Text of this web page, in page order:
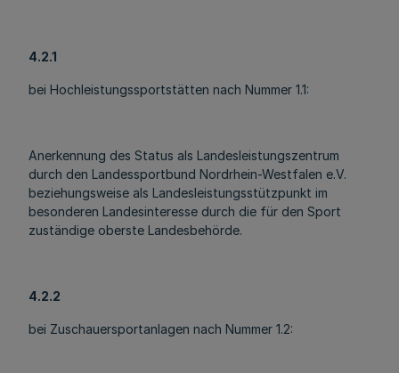
4.2.1
bei Hochleistungssportstätten nach Nummer 1.1:
Anerkennung des Status als Landesleistungszentrum
durch den Landessportbund Nordrhein-Westfalen e.V.
beziehungsweise als Landesleistungsstützpunkt im
besonderen Landesinteresse durch die für den Sport
zuständige oberste Landesbehörde.
4.2.2
bei Zuschauersportanlagen nach Nummer 1.2: